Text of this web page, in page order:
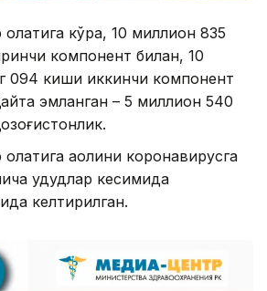
кўра, 10 миллион 835
компонент билан, 10
094 киши иккинчи компонент
эмланган – 5 миллион 540
аҳолини коронавирусга
ҳудудлар кесимида
келтирилган.